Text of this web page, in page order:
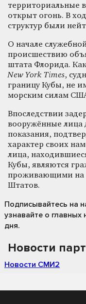
территориальные
открыт огонь. В
структур были
О начале
происшествию
штата Флорида.
New York Times,
границу Кубы, не
морским силам
Впоследствии
вооружённые лица
показания,
характер своих
лица,
Кубы, являются
проживающими на
Штатов.
Подписывайтесь на
узнавайте о
дня.
Новости
Новости СМИ2